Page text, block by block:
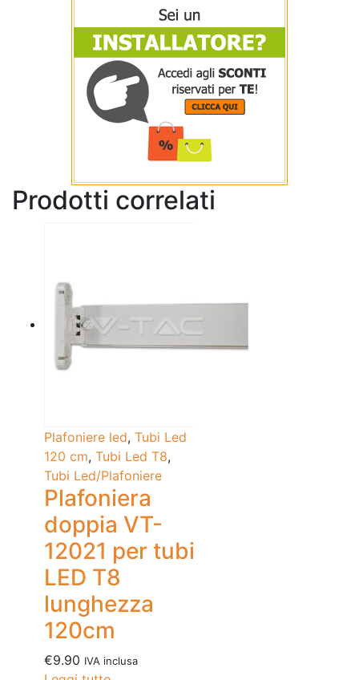
Prodotti correlati
Plafoniere led, Tubi Led
120 cm, Tubi Led T8,
Tubi Led/Plafoniere
Plafoniera
doppia VT-
12021 per tubi
LED T8
lunghezza
120cm
€9.90 IVA inclusa